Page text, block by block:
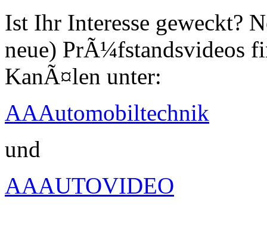
Ist Ihr Interesse geweckt?
neue) PrÃ¼fstandsvideos
KanÃ¤len unter:
AAAutomobiltechnik
und
AAAUTOVIDEO